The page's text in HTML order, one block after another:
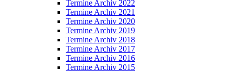
Termine Archiv 2022
Termine Archiv 2021
Termine Archiv 2020
Termine Archiv 2019
Termine Archiv 2018
Termine Archiv 2017
Termine Archiv 2016
Termine Archiv 2015